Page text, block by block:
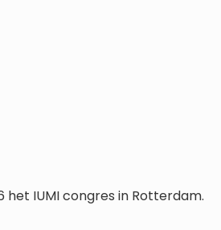
IUMI congres in Rotterdam.